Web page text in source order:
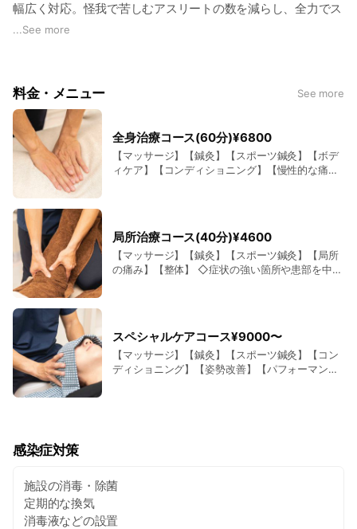
幅広く対応。怪我で苦しむアスリートの数を減らし、全力でス
ポーツに取り組む選手たちが自己実現できるよう、継続的にサ
...See more
料金・メニュー See more
全身治療コース(60分)¥6800
【マッサージ】【鍼灸】【スポーツ鍼灸】【ボデ
ィケア】【コンディショニング】【慢性的な痛
続いている 整形外科に通っているが症状が改善し
ない なんとなく体調がすぐれない
局所治療コース(40分)¥4600
【マッサージ】【鍼灸】【スポーツ鍼灸】【局所
の痛み】【整体】 ◇症状の強い箇所や患部を中心
スペシャルケアコース¥9000〜
【マッサージ】【鍼灸】【スポーツ鍼灸】【コン
ディショニング】【姿勢改善】【パフォーマンス
感染症対策
施設の消毒・除菌
定期的な換気
消毒液などの設置